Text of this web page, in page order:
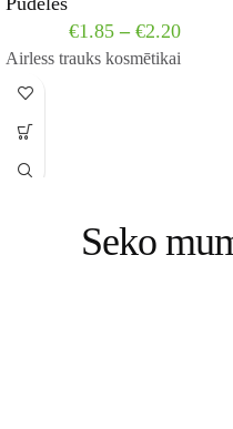
€1.85 – €2.20
Airless trauks kosmētikai
Seko